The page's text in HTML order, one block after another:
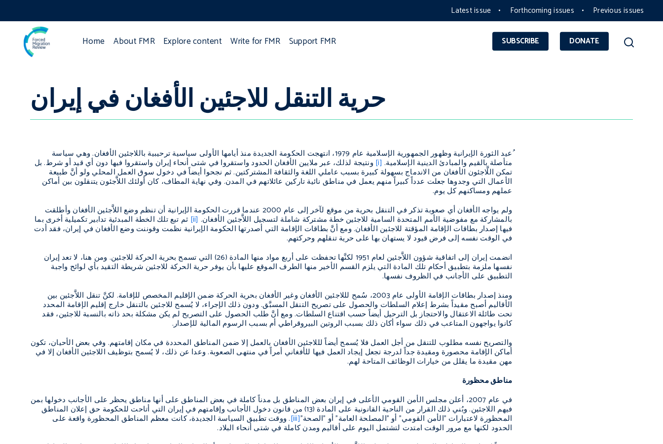
Latest issue Forthcoming issues Previous issues
SUBSCRIBE DONATE
Home About FMR Explore content Write for FMR Support FMR
حرية التنقل للاجئين الأفغان في إيران
ُعيد الثورة الإيرانية وظهور الجمهورية الإسلامية عام 1979، انتهجت الحكومة الجديدة منذ أيامها الأولى سياسية ترحيبية باللاجئين الأفغان. وهي سياسة
متأصلة بالقيم والمبادئ الدينية الإسلامية. [i] ونتيجة لذلك، عبر ملايين الأفغان الحدود واستقروا في شتى أنحاء إيران واستقروا فيها دون أي قيد أو شرط. بل
تمكن اللَّاجئون الأفغان من الاندماج بسهولة كبيرة بسبب عاملي اللغة والثقافة المشتركتين. ثم نجحوا أيضاً في دخول سوق العمل المحلي ولو أنَّ طبيعة
الأعمال التي وجدوها جعلت عدداً كبيراً منهم يعمل في مناطق نائية تاركين عائلاتهم في المدن. وفي نهاية المطاف، كان أولئك اللاَّجئون يتنقلون بين أماكن
عملهم ومساكنهم كل يوم.
ولم يواجه الأفغان أي صعوبة تذكر في التنقل بحرية من موقع لآخر إلى عام 2000 عندما قررت الحكومة الإيرانية أن تنظم وضع اللاَّجئين الأفغان وأطلقت
بالمشاركة مع مفوضية الأمم المتحدة السامية للاجئين خطة مشتركة شاملة لتسجيل اللاَّجئين الأفغان. [ii] ثم تبع تلك الخطة المبدئية تدابير تكميلية أخرى بما
فيها إصدار بطاقات الإقامة المؤقتة للاجئين الأفغان. ومع أنَّ بطاقات الإقامة التي أصدرتها الحكومة الإيرانية نظمت وقوننت وضع الأفغان في إيران، فقد أدت
في الوقت نفسه إلى فرض قيود لا يستهان بها على حرية تنقلهم وحركتهم.
انضمت إيران إلى اتفاقية شؤون اللاَّجئين لعام 1951 لكنَّها تحفظت على أربع مواد منها المادة (26) التي تسمح بحرية الحركة للاجئين. ومن هنا، لا تعد إيران
نفسها ملزمة بتطبيق أحكام تلك المادة التي يلزم القسم الأخير منها الطرف الموقع عليها بأن يوفر حرية الحركة للاجئين شريطة التقيد بأي لوائح واجبة
التطبيق على الأجانب في الظروف نفسها.
ومنذ إصدار بطاقات الإقامة الأولى عام 2003، سُمح لللاجئين الأفغان وغير الأفغان بحرية الحركة ضمن الإقليم المخصص للإقامة. لكنَّ تنقل اللاَّجئين بين
الأقاليم أصبح مقيداً بشرط إعلام السلطات والحصول على تصريح التنقل المسبَّق. ودون ذلك الإجراء، لا يُسمح للاجئين بالتنقل خارج إقليم الإقامة المحدد
تحت طائلة الاعتقال والاحتجاز بل الترحيل أيضاً حسب اقتناع السلطات. ومع أنَّ طلب الحصول على التصريح لم يكن مشكلة بحد ذاته بالنسبة للاجئين، فقد
كانوا يواجهون المتاعب في ذلك سواء أكان ذلك بسبب الروتين البيروقراطي أم بسبب الرسوم المالية للإصدار.
والتصريح نفسه مطلوب للتنقل من أجل العمل فلا يُسمح أيضاً لللاجئين الأفغان بالعمل إلا ضمن المناطق المحددة في مكان إقامتهم. وفي بعض الأحيان، تكون
أماكن الإقامة محصورة ومقيدة جداً لدرجة تجعل إيجاد العمل فيها للأفغاني أمراً في منتهى الصعوبة. وعدا عن ذلك، لا يُسمح بتوظيف اللاجئين الأفغان إلا في
مهن مقيدة ما يقلل من خيارات الوظائف المتاحة لهم.
مناطق محظورة
في عام 2007، أعلن مجلس الأمن القومي الأعلى في إيران بعض المناطق بل مدناً كاملة في بعض المناطق على أنها مناطق يحظر على الأجانب دخولها بمن
فيهم اللاجئين. وبُني ذلك القرار من الناحية القانونية على المادة (13) من قانون دخول الأجانب وإقامتهم في إيران التي أتاحت للحكومة حق إعلان المناطق
المحظورة لاعتبارات "الأمن القومي" أو "المصلحة العامة" أو "الصحة"[iii]. ووقت تطبيق السياسة الجديدة، كانت معظم المناطق المحظورة واقعة على
الحدود لكنها مع مرور الوقت امتدت لتشتمل اليوم على أقاليم ومدن كاملة في شتى أنحاء البلاد.